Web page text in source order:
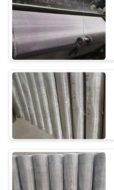
गुणवत्ता
नियंत्रण
संपर्क
करें
एक
उद्धरण
का
अनुरोध
करें